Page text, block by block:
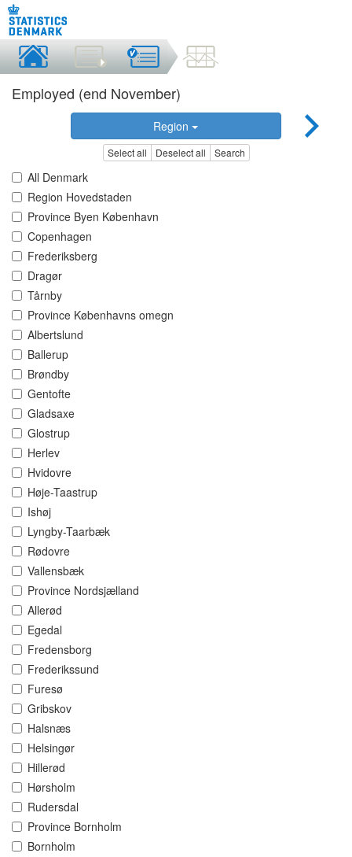
Employed (end November)
Region
Select all Deselect all Search
All Denmark
Region Hovedstaden
Province Byen København
Copenhagen
Frederiksberg
Dragør
Tårnby
Province Københavns omegn
Albertslund
Ballerup
Brøndby
Gentofte
Gladsaxe
Glostrup
Herlev
Hvidovre
Høje-Taastrup
Ishøj
Lyngby-Taarbæk
Rødovre
Vallensbæk
Province Nordsjælland
Allerød
Egedal
Fredensborg
Frederikssund
Furesø
Gribskov
Halsnæs
Helsingør
Hillerød
Hørsholm
Rudersdal
Province Bornholm
Bornholm